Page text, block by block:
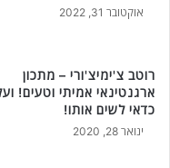
אוקטובר 31, 2022
רוטב צ'ימיצ'ורי – מתכון
ארגנטינאי אמיתי וטעים!
כדאי לשים אותו!
ינואר 28, 2020